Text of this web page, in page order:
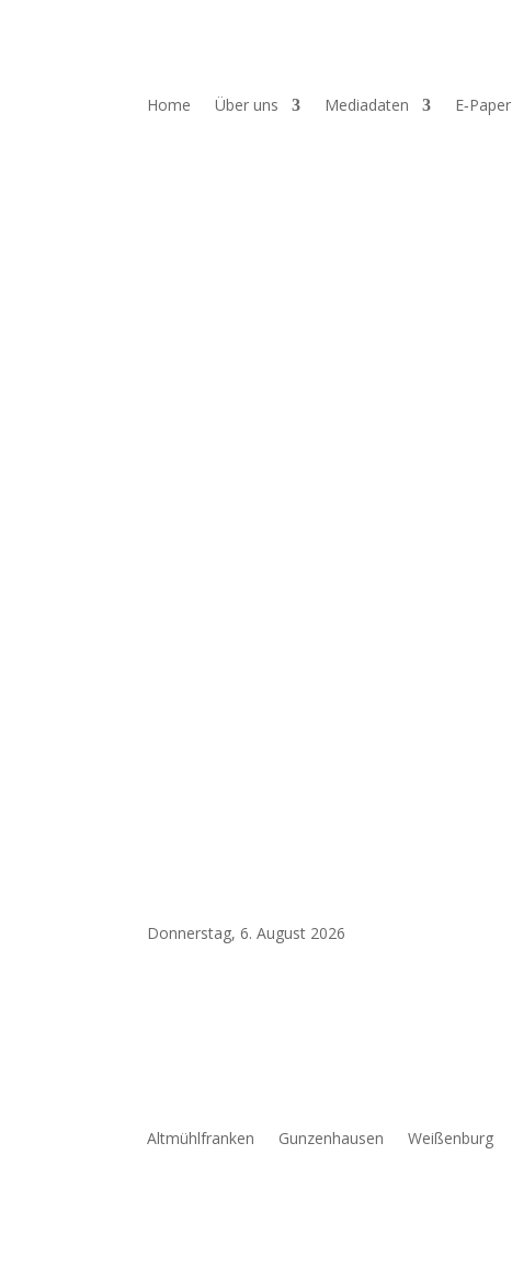
Home Über uns Mediadaten E‑Paper
Donnerstag, 6. August 2026
Altmühlfranken Gunzenhausen Weißenburg